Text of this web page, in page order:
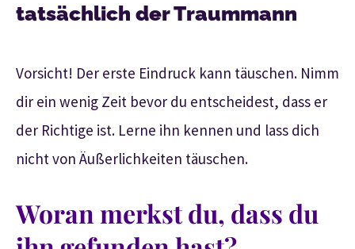
tatsächlich der Traummann
Vorsicht! Der erste Eindruck kann täuschen. Nimm
dir ein wenig Zeit bevor du entscheidest, dass er
der Richtige ist. Lerne ihn kennen und lass dich
nicht von Äußerlichkeiten täuschen.
Woran merkst du, dass du